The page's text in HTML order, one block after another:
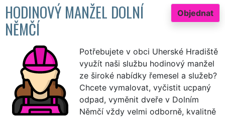
Objednat
HODINOVÝ MANŽEL DOLNÍ
NĚMČÍ
Potřebujete v obci Uherské Hradiště
využít naši službu hodinový manžel
ze široké nabídky řemesel a služeb?
Chcete vymalovat, vyčistit ucpaný
odpad, vyměnit dveře v Dolním
Němčí vždy velmi odborně, kvalitně